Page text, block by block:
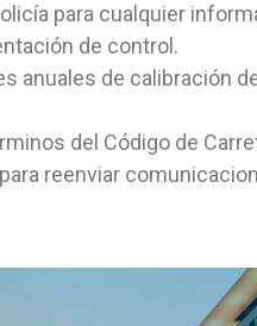
para cualquier
de control.
anuales de calibración
del Código de
reenviar